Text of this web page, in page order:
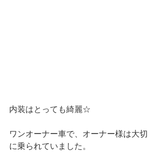
内装はとっても綺麗☆
ワンオーナー車で、オーナー様は大切
に乗られていました。